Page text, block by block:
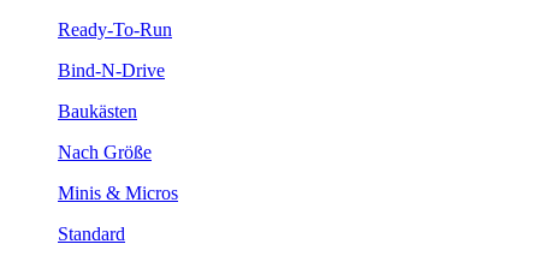
Ready-To-Run
Bind-N-Drive
Baukästen
Nach Größe
Minis & Micros
Standard